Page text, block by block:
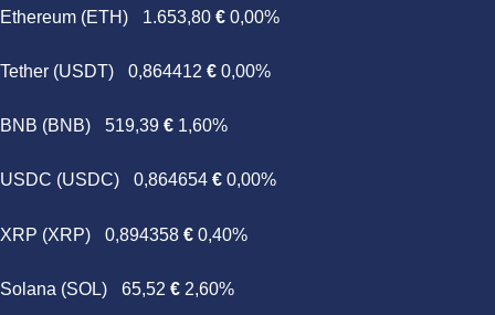
Ethereum (ETH) 1.653,80 € 0,00%
Tether (USDT) 0,864412 € 0,00%
BNB (BNB) 519,39 € 1,60%
USDC (USDC) 0,864654 € 0,00%
XRP (XRP) 0,894358 € 0,40%
Solana (SOL) 65,52 € 2,60%